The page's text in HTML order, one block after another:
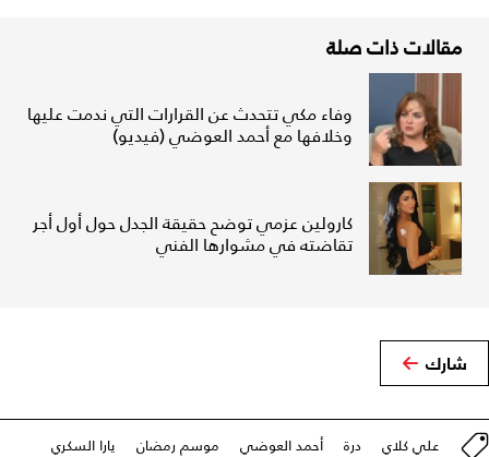
مقالات ذات صلة
وفاء مكي تتحدث عن القرارات التي ندمت عليها
وخلافها مع أحمد العوضي (فيديو)
كارولين عزمي توضح حقيقة الجدل حول أول أجر
تقاضته في مشوارها الفني
شارك
علي كلاي درة أحمد العوضي موسم رمضان يارا السكري